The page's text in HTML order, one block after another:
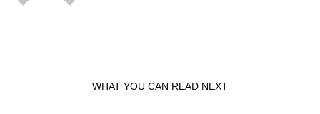
WHAT YOU CAN READ NEXT